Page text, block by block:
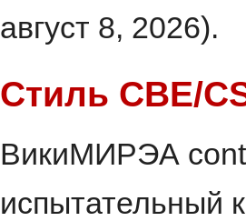
август 8, 2026).
Стиль CBE/
ВикиМИРЭА
испытательный